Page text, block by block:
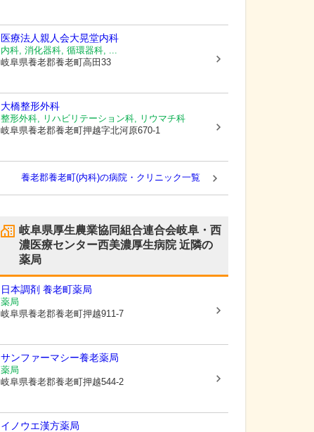
医療法人親人会大晃堂内科
内科, 消化器科, 循環器科, ...
岐阜県養老郡養老町高田33
大橋整形外科
整形外科, リハビリテーション科, リウマチ科
岐阜県養老郡養老町押越字北河原670-1
養老郡養老町(内科)の病院・クリニック一覧
岐阜県厚生農業協同組合連合会岐阜・西
濃医療センター西美濃厚生病院近隣の
薬局
日本調剤 養老町薬局
薬局
岐阜県養老郡養老町押越911-7
サンファーマシー養老薬局
薬局
岐阜県養老郡養老町押越544-2
イノウエ漢方薬局